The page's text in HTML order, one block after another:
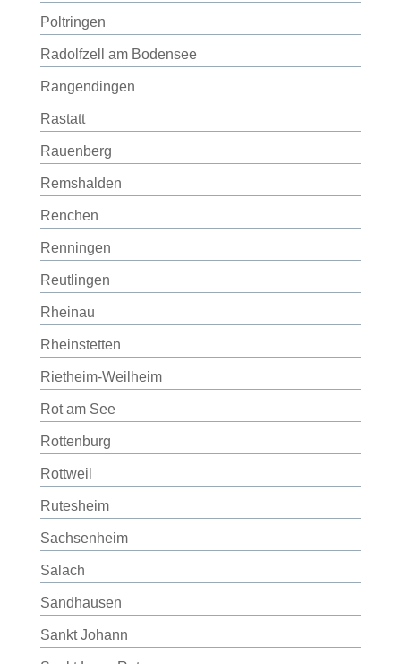
Poltringen
Radolfzell am Bodensee
Rangendingen
Rastatt
Rauenberg
Remshalden
Renchen
Renningen
Reutlingen
Rheinau
Rheinstetten
Rietheim-Weilheim
Rot am See
Rottenburg
Rottweil
Rutesheim
Sachsenheim
Salach
Sandhausen
Sankt Johann